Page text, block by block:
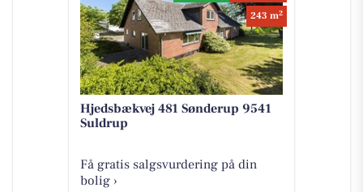
243 m2
Hjedsbækvej 481 Sønderup 9541
Suldrup
Få gratis salgsvurdering på din
bolig ›